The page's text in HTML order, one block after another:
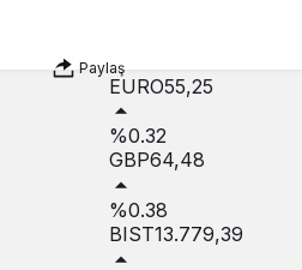
%0.18
EURO55,25
%0.32
GBP64,48
%0.38
BIST13.779,39
Paylaş